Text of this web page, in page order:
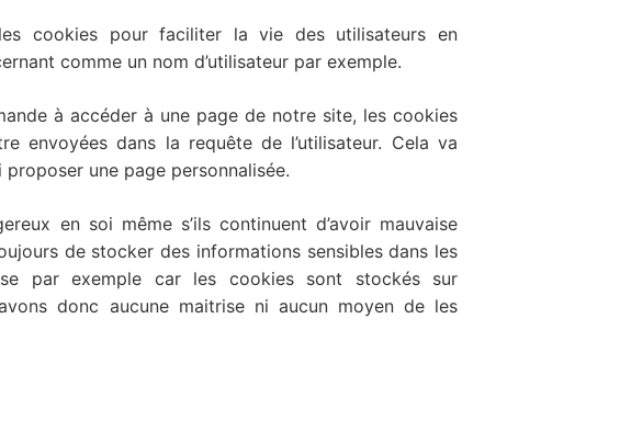
cookies pour faciliter la vie des utilisateurs en
comme un nom d’utilisateur par exemple.
à accéder à une page de notre site, les cookies
envoyées dans la requête de l’utilisateur. Cela va
une page personnalisée.
en soi même s’ils continuent d’avoir mauvaise
de stocker des informations sensibles dans les
par exemple car les cookies sont stockés sur
donc aucune maitrise ni aucun moyen de les